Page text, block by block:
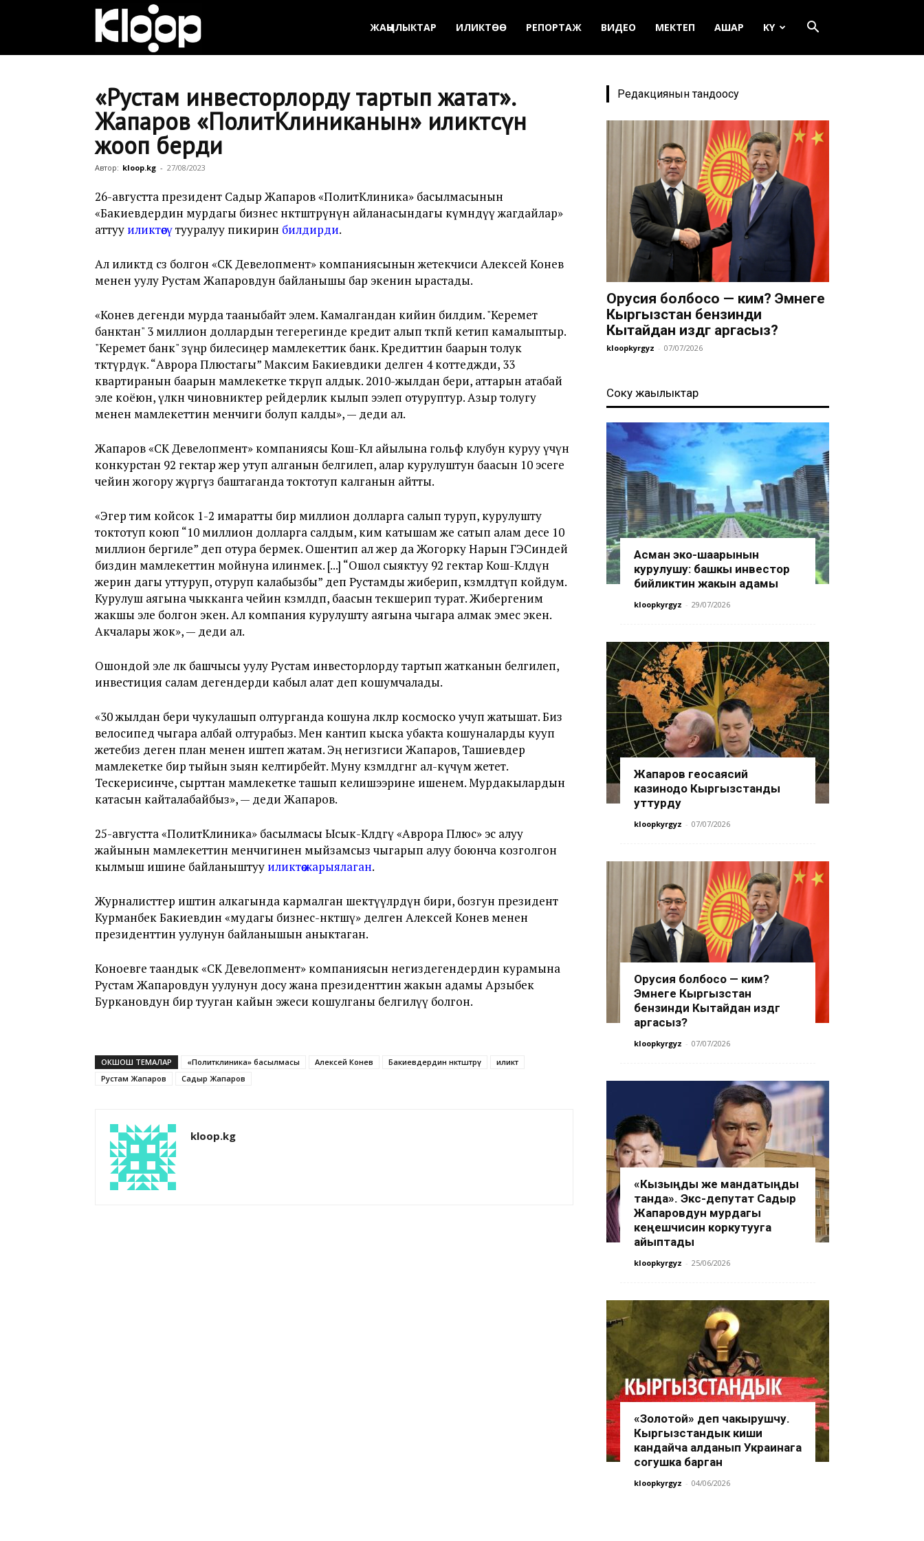
Кыргызстан
ЖАҢЫЛЫКТАР ИЛИКТӨӨ РЕПОРТАЖ ВИДЕО МЕКТЕП АШАР KY
«Рустам инвесторлорду тартып жатат».
Жапаров «ПолитКлиниканын» иликтөөсүнө
жооп берди
Автор: kloop.kg - 27/08/2023
26-августта президент Садыр Жапаров «ПолитКлиника» басылмасынын
«Бакиевдердин мурдагы бизнес өнөктөштөрүнүн айланасындагы күмөндүү жагдайлар»
аттуу иликтөөсүтууралуу пикирин билдирди.
Ал иликтөөдө сөз болгон «СК Девелопмент» компаниясынын жетекчиси Алексей Конев
менен уулу Рустам Жапаровдун байланышы бар экенин ырастады.
«Конев дегенди мурда тааныбайт элем. Камалгандан кийин билдим. "Керемет
банктан" 3 миллион доллардын тегерегинде кредит алып төкпөй кетип камалыптыр.
"Керемет банк" өзүңөр билесиңер мамлекеттик банк. Кредиттин баарын толук
төктүрдүк. “Аврора Плюстагы” Максим Бакиевдики делген 4 коттеджди, 33
квартиранын баарын мамлекетке өткөрүп алдык. 2010-жылдан бери, аттарын атабай
эле коёюн, үлкөн чиновниктер рейдерлик кылып ээлеп отуруптур. Азыр толугу
менен мамлекеттин менчиги болуп калды», — деди ал.
Жапаров «СК Девелопмент» компаниясы Кош-Көл айылына гольф клубун куруу үчүн
конкурстан 92 гектар жер утуп алганын белгилеп, алар курулуштун баасын 10 эсеге
чейин жогору жүргүзө баштаганда токтотуп калганын айтты.
«Эгер тим койсок 1-2 имаратты бир миллион долларга салып туруп, курулушту
токтотуп коюп “10 миллион долларга салдым, ким катышам же сатып алам десе 10
миллион бергиле” деп отура бермек. Ошентип ал жер да Жогорку Нарын ГЭСиндей
биздин мамлекеттин мойнуна илинмек. [...] “Ошол сыяктуу 92 гектар Кош-Көлдүн
жерин дагы уттуруп, отуруп калабызбы” деп Рустамды жиберип, көзөмөлдөтүп койдум.
Курулуш аягына чыкканга чейин көзөмөлдөп, баасын текшерип турат. Жибергеним
жакшы эле болгон экен. Ал компания курулушту аягына чыгара алмак эмес экен.
Акчалары жок», — деди ал.
Ошондой эле өлкө башчысы уулу Рустам инвесторлорду тартып жатканын белгилеп,
инвестиция салам дегендерди кабыл алат деп кошумчалады.
«30 жылдан бери чукулашып олтурганда кошуна өлкөлөр космоско учуп жатышат. Биз
велосипед чыгара албай олтурабыз. Мен кантип кыска убакта кошуналарды кууп
жетебиз деген план менен иштеп жатам. Эң негизгиси Жапаров, Ташиевдер
мамлекетке бир тыйын зыян келтирбейт. Муну көзөмөлдөгөнгө ал-күчүм жетет.
Тескерисинче, сырттан мамлекетке ташып келишээрине ишенем. Мурдакылардын
катасын кайталабайбыз», — деди Жапаров.
25-августта «ПолитКлиника» басылмасы Ысык-Көлдөгү «Аврора Плюс» эс алуу
жайынын мамлекеттин менчигинен мыйзамсыз чыгарып алуу боюнча козголгон
кылмыш ишине байланыштуу иликтөө жарыялаган.
Журналисттер иштин алкагында кармалган шектүүлөрдүн бири, бозгун президент
Курманбек Бакиевдин «мудагы бизнес-өнөктөшү» делген Алексей Конев менен
президенттин уулунун байланышын аныктаган.
Коноевге таандык «СК Девелопмент» компаниясын негиздегендердин курамына
Рустам Жапаровдун уулунун досу жана президенттин жакын адамы Арзыбек
Буркановдун бир тууган кайын эжеси кошулганы белгилүү болгон.
ОКШОШ ТЕМАЛАР «Политклиника» басылмасы Алексей Конев Бакиевдердин өнөктөштөрү
иликтөө
Рустам Жапаров
Садыр Жапаров
kloop.kg
Редакциянын тандоосу
Орусия болбосо — ким? Эмнеге
Кыргызстан бензинди
Кытайдан издөөгө аргасыз?
kloopkyrgyz - 07/07/2026
Соңку жаңылыктар
Асман эко-шаарынын
курулушу: башкы инвестор
бийликтин жакын адамы
kloopkyrgyz - 29/07/2026
Жапаров геосаясий
казинодо Кыргызстанды
уттурду
kloopkyrgyz - 07/07/2026
Орусия болбосо — ким?
Эмнеге Кыргызстан
бензинди Кытайдан издөөгө
аргасыз?
kloopkyrgyz - 07/07/2026
«Кызыңды же мандатыңды
танда». Экс-депутат Садыр
Жапаровдун мурдагы
кеңешчисин коркутууга
айыптады
kloopkyrgyz - 25/06/2026
«Золотой» деп чакырушчу.
Кыргызстандык киши
кандайча алданып Украинага
согушка барган
kloopkyrgyz - 04/06/2026